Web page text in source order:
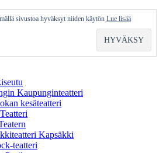
Kaupunginteatteri
kesäteatteri
Kapsäkki
teatteri
sivustoa hyväksyt niiden käytön Lue lisää